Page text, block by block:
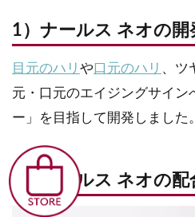
1）ナールス ネオの開
目元のハリ や口元のハリ 、ツ
元・口元のエイジングサイン
ー」を目指して開発しました。
2）ナールス ネオの